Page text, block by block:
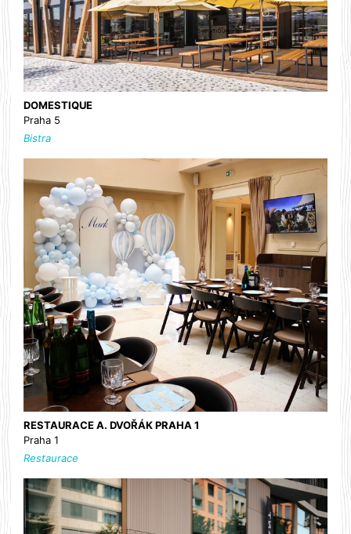
DOMESTIQUE
Praha 5
Bistra
RESTAURACE A. DVOŘÁK PRAHA 1
Praha 1
Restaurace